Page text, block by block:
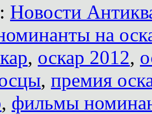
Новости
на
, оскар 2012,
, премия
, фильмы